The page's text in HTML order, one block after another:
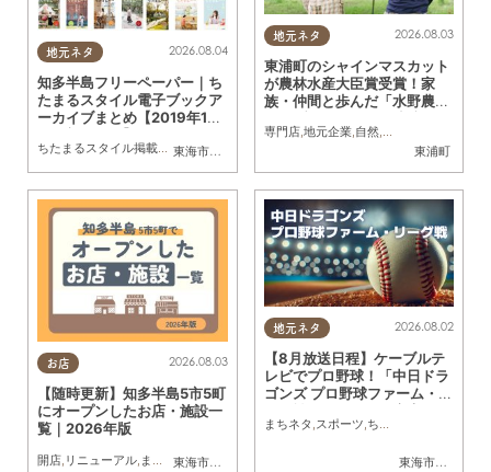
地元ネタ
東海市
, 大府市 半田市,常滑市
2026.08.04
知多半島フリーペーパー｜ち
たまるスタイル電子ブックア
ーカイブまとめ【2019年1月
ちたまるスタイル掲載店 まとめ記事
地元ネタ
東浦町
2026.08.03
東浦町のシャインマスカット
が農林水産大臣賞受賞！家
族・仲間と歩んだ「水野農
専門店,地元企業,自然,まちネタ
お店
東海市
,大府市 半田市,常滑市
2026.08.03
【随時更新】知多半島5市5町
にオープンしたお店・施設一
覧｜2026年版
開店, リニューアル, まちネタ
地元ネタ
東海市
,大府市
2026.08.02
【8月放送日程】ケーブルテ
レビでプロ野球！「中日ドラ
ゴンズ プロ野球ファーム・リ
まちネタ ,スポーツ,ちたまる広告